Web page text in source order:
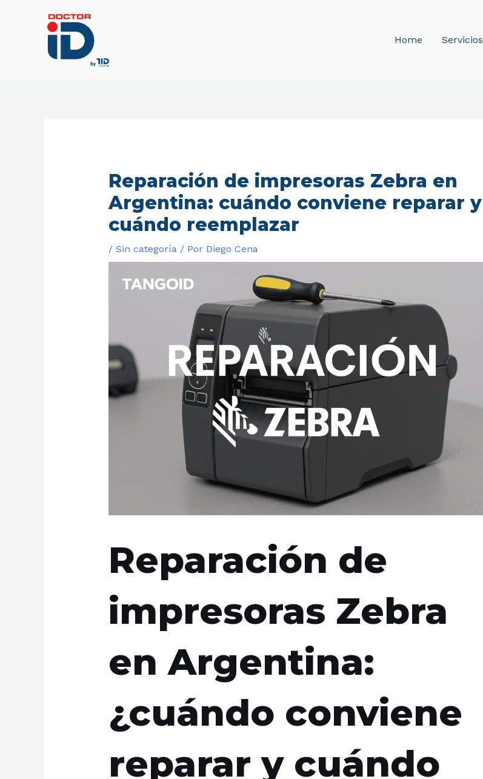
Home Servicios
Reparación de impresoras Zebra en
Argentina: cuándo conviene reparar y
cuándo reemplazar
/ Sin categoría/ Por Diego Cena
Reparación de
impresoras Zebra
en Argentina:
¿cuándo conviene
reparar y cuándo